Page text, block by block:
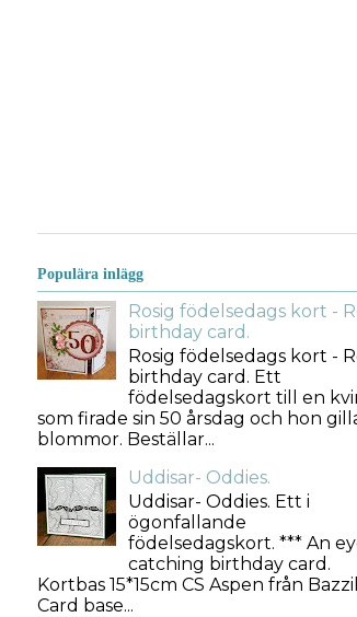
Populära inlägg
Rosig födelsedags kort -
birthday card.
Rosig födelsedags kort -
birthday card. Ett
födelsedagskort till en
som firade sin 50 årsdag och hon
blommor. Beställar...
Uddisar- Oddies.
Uddisar- Oddies. Ett i
ögonfallande
födelsedagskort. *** An
catching birthday card.
Kortbas 15*15cm CS Aspen från
Card base...